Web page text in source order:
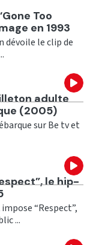
Too
en 1993
dévoile le clip de
adulte
(2005)
sur Be tv et
le hip-
“Respect”,
...